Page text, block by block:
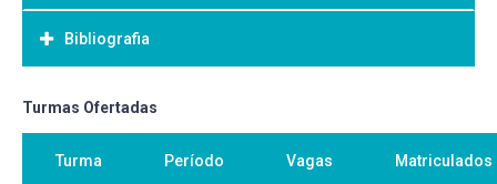
Capacitar o aluno sobre as técnicas de análise das
informações e relatórios contábeis, com fins gerenciais
conceitos de gerenciamento através de informações
Bibliografia
Bibliografia Básica:
BORINELLI, M. L.; PIMENTEL, R. C. Contabilidade para
gestores, analistas e outros profissionais: de acordo com
Turmas Ofertadas
Turma Período Vagas Matriculados